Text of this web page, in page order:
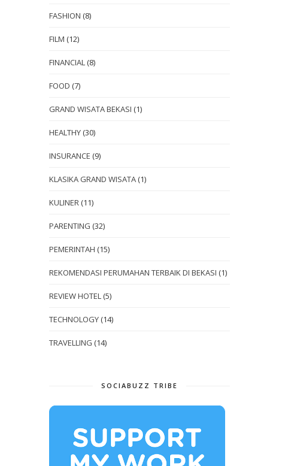
FASHION (8)
FILM (12)
FINANCIAL (8)
FOOD (7)
GRAND WISATA BEKASI (1)
HEALTHY (30)
INSURANCE (9)
KLASIKA GRAND WISATA (1)
KULINER (11)
PARENTING (32)
PEMERINTAH (15)
REKOMENDASI PERUMAHAN TERBAIK DI BEKASI (1)
REVIEW HOTEL (5)
TECHNOLOGY (14)
TRAVELLING (14)
SOCIABUZZ TRIBE